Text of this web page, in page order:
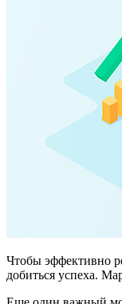
Чтобы эффективно
добиться успеха.